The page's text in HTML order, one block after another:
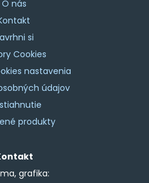
O nás
si
Cookies
nastavenia
údajov
produkty
grafika: